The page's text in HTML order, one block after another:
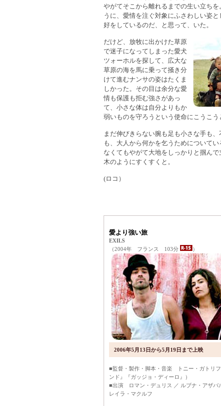
やがてそこから離れるまでの生い立ち
うに、愛情を注ぐ対象にふさわしい姿
好をしているのだ、と思って、いた。
だけど、放牧に出かけた草原
で迷子になってしまった愛犬
ツォーホルを探して、広大な
草原の海を馬に乗って掻き分
けて進むナンサの姿はたくま
しかった。その目は余分な愛
情も保護も拒む強さがあっ
て、小さな体は自分よりもか
弱いものを守ろうという使命にこうこ
まだ伸びきらない腕も足も小さな手も
も、大人から何かを乞うためについて
なくてもやがて大地をしっかりと掴ん
木のようにすくすくと。
(ロコ）
愛より強い旅
EXILS
（2004年 フランス 103分
）
2006年5月13日から5月19日まで上映
■監督・製作・脚本・音楽 トニー・ガトリ
ンド』『ガッジョ・ディーロ』）
■出演 ロマン・デュリス ／ ルブナ・アザバ
レイラ・マクルフ